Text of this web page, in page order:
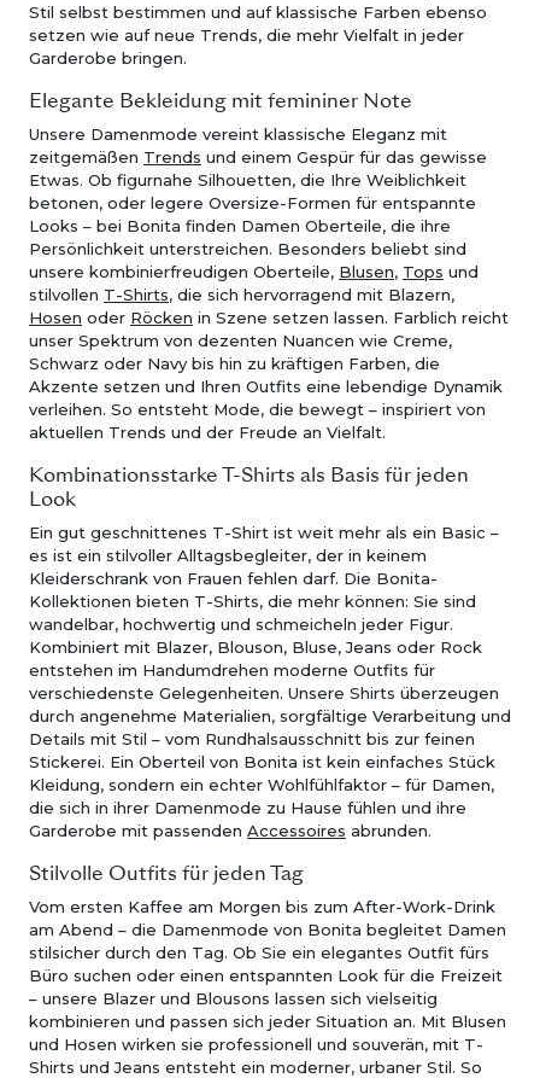
Stil selbst bestimmen und auf klassische Farben ebenso
setzen wie auf neue Trends, die mehr Vielfalt in jeder
Garderobe bringen.
Elegante Bekleidung mit femininer Note
Unsere Damenmode vereint klassische Eleganz mit
zeitgemäßen Trends und einem Gespür für das gewisse
Etwas. Ob figurnahe Silhouetten, die Ihre Weiblichkeit
betonen, oder legere Oversize-Formen für entspannte
Looks – bei Bonita finden Damen Oberteile, die ihre
Persönlichkeit unterstreichen. Besonders beliebt sind
unsere kombinierfreudigen Oberteile, Blusen, Tops und
stilvollen T-Shirts, die sich hervorragend mit Blazern,
Hosen oder Röcken in Szene setzen lassen. Farblich reicht
unser Spektrum von dezenten Nuancen wie Creme,
Schwarz oder Navy bis hin zu kräftigen Farben, die
Akzente setzen und Ihren Outfits eine lebendige Dynamik
verleihen. So entsteht Mode, die bewegt – inspiriert von
aktuellen Trends und der Freude an Vielfalt.
Kombinationsstarke T-Shirts als Basis für jeden
Look
Ein gut geschnittenes T-Shirt ist weit mehr als ein Basic –
es ist ein stilvoller Alltagsbegleiter, der in keinem
Kleiderschrank von Frauen fehlen darf. Die Bonita-
Kollektionen bieten T-Shirts, die mehr können: Sie sind
wandelbar, hochwertig und schmeicheln jeder Figur.
Kombiniert mit Blazer, Blouson, Bluse, Jeans oder Rock
entstehen im Handumdrehen moderne Outfits für
verschiedenste Gelegenheiten. Unsere Shirts überzeugen
durch angenehme Materialien, sorgfältige Verarbeitung und
Details mit Stil – vom Rundhalsausschnitt bis zur feinen
Stickerei. Ein Oberteil von Bonita ist kein einfaches Stück
Kleidung, sondern ein echter Wohlfühlfaktor – für Damen,
die sich in ihrer Damenmode zu Hause fühlen und ihre
Garderobe mit passenden Accessoires abrunden.
Stilvolle Outfits für jeden Tag
Vom ersten Kaffee am Morgen bis zum After-Work-Drink
am Abend – die Damenmode von Bonita begleitet Damen
stilsicher durch den Tag. Ob Sie ein elegantes Outfit fürs
Büro suchen oder einen entspannten Look für die Freizeit
– unsere Blazer und Blousons lassen sich vielseitig
kombinieren und passen sich jeder Situation an. Mit Blusen
und Hosen wirken sie professionell und souverän, mit T-
Shirts und Jeans entsteht ein moderner, urbaner Stil. So